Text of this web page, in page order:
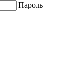
Пароль